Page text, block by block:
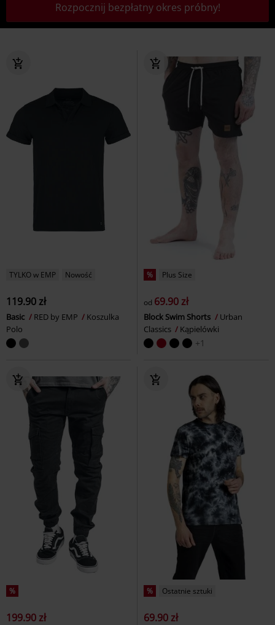
Rozpocznij bezpłatny okres próbny!
TYLKO w EMP Nowość
119.90 zł
Basic RED by EMP
Koszulka
Polo
% Plus Size
od 69.90 zł
Block Swim Shorts
Urban
Classics
Kąpielówki
+1
%
199.90 zł
% Ostatnie sztuki
69.90 zł